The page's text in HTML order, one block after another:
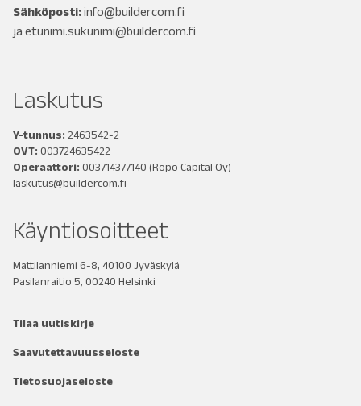
Sähköposti:info@buildercom.fi
ja etunimi.sukunimi@buildercom.fi
Laskutus
Y-tunnus: 2463542-2
OVT: 003724635422
Operaattori: 003714377140 (Ropo Capital Oy)
laskutus@buildercom.fi
Käyntiosoitteet
Mattilanniemi 6-8, 40100 Jyväskylä
Pasilanraitio 5, 00240 Helsinki
Tilaa uutiskirje
Saavutettavuusseloste
Tietosuojaseloste